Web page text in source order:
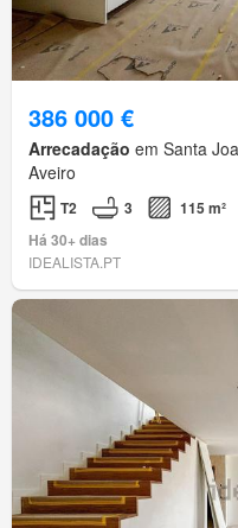
386 000 €
Arrecadação em Santa
Aveiro
T2 3
115 m²
Há 30+ dias
IDEALISTA.PT